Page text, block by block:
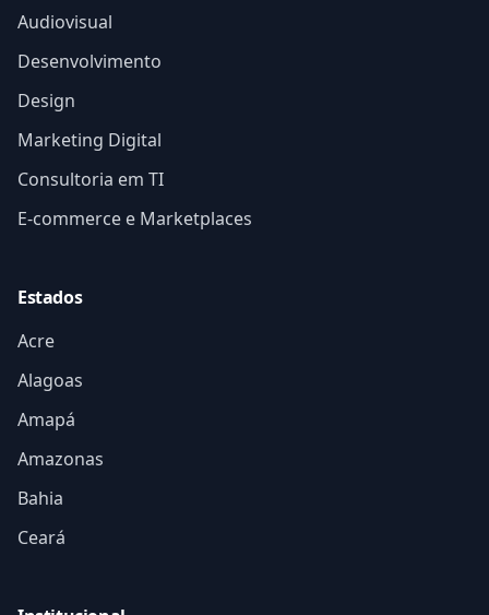
Audiovisual
Desenvolvimento
Design
Marketing Digital
Consultoria em TI
E-commerce e Marketplaces
Estados
Acre
Alagoas
Amapá
Amazonas
Bahia
Ceará